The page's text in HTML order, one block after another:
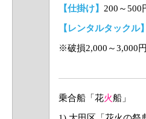
【仕掛け】 200～500
【レンタルタックル】
※破損2,000～3,000
乗合船「花火船」